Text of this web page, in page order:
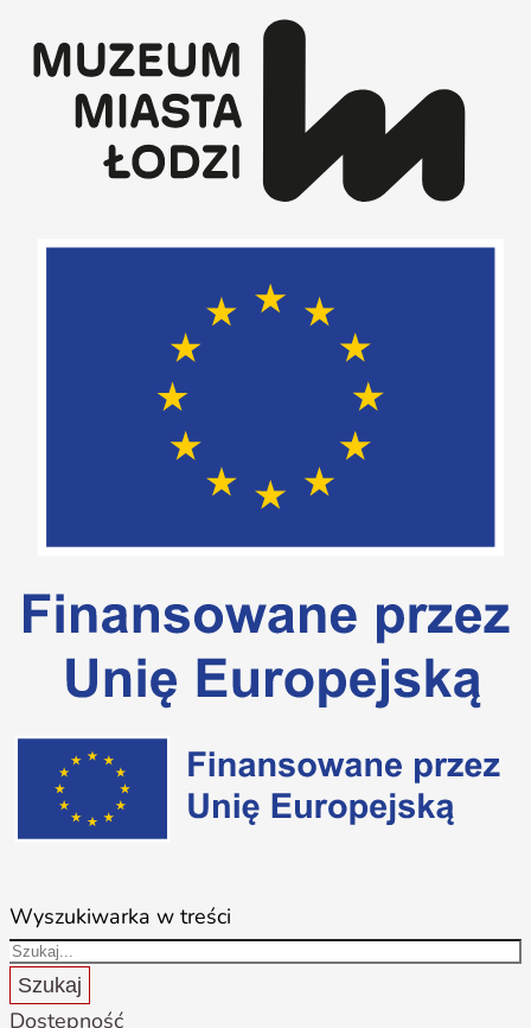
Wyszukiwarka w treści
Szukaj
Dostępność